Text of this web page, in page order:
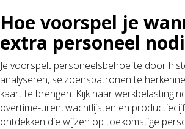
Hoe voorspel je
extra personeel
Je voorspelt personeelsbehoefte door
analyseren, seizoenspatronen te
kaart te brengen. Kijk naar
overtime-uren, wachtlijsten en
ontdekken die wijzen op toekomstige